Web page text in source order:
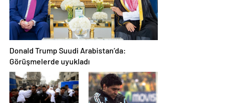
Donald Trump Suudi Arabistan’da:
Görüşmelerde uyukladı